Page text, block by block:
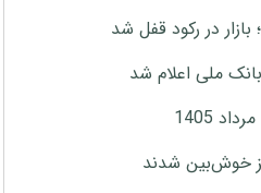
در رکود قفل شد
ملی اعلام شد
خوش‌بین شدند